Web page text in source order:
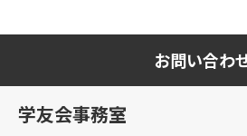
お問い合わ
学友会事務室